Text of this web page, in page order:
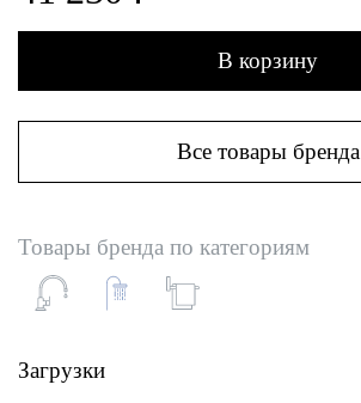
В корзину
Все товары бренда
Товары бренда по категориям
Загрузки